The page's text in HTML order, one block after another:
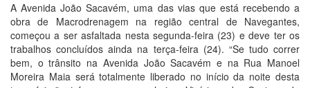
A Avenida João Sacavém, uma das vias que está recebendo a
obra de Macrodrenagem na região central de Navegantes,
começou a ser asfaltada nesta segunda-feira (23) e deve ter os
trabalhos concluídos ainda na terça-feira (24). “Se tudo correr
bem, o trânsito na Avenida João Sacavém e na Rua Manoel
Moreira Maia será totalmente liberado no início da noite desta